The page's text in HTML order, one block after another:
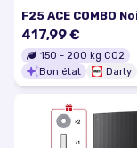
F25 ACE COMBO
417,99 €
150 - 200 kg CO2
Bon état
Darty